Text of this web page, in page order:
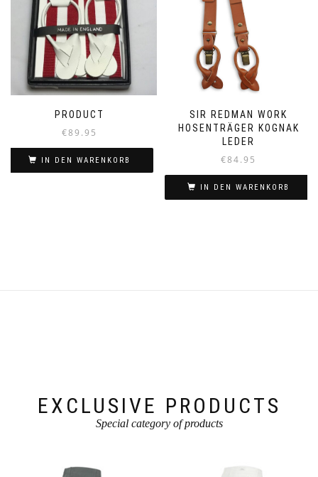
PRODUCT
€89.95
IN DEN WARENKORB
SIR REDMAN WORK
HOSENTRÄGER KOGNAK
LEDER
€84.95
IN DEN WARENKORB
EXCLUSIVE PRODUCTS
Special category of products